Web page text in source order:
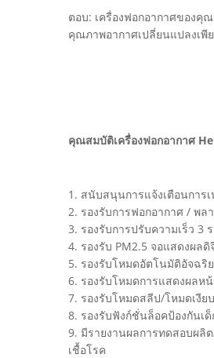
ตอบ: เครื่องฟอกอากาศของคุ
คุณภาพอากาศเปลี่ยนแปลงเพี
คุณสมบัติเครื่องฟอกอากาศ
1. สนับสนุนการแจ้งเตือนการ
2. รองรับการฟอกอากาศ / พ
3. รองรับการปรับความเร็ว 3
4. รองรับ PM2.5 จอแสดงผล
5. รองรับโหมดอัตโนมัติอัจฉริ
6. รองรับโหมดการแสดงผลห
7. รองรับโหมดสลีป/โหมดเงียบ
8. รองรับฟังก์ชั่นล็อคป้องกันเด็
9. มีรายงานผลการทดสอบผ
เชื้อโรค